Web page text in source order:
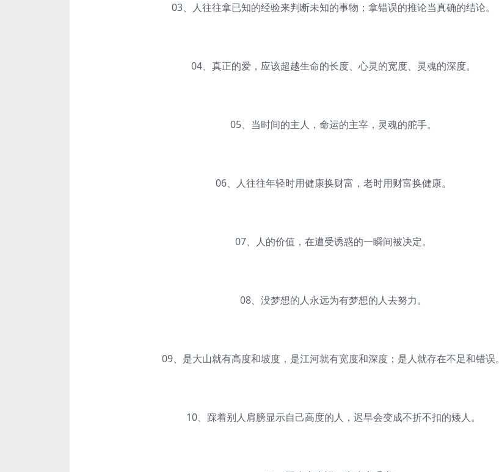
03、人往往拿已知的经验来判断未知的事物；拿错误的推论当真确的结论。
04、真正的爱，应该超越生命的长度、心灵的宽度、灵魂的深度。
05、当时间的主人，命运的主宰，灵魂的舵手。
06、人往往年轻时用健康换财富，老时用财富换健康。
07、人的价值，在遭受诱惑的一瞬间被决定。
08、没梦想的人永远为有梦想的人去努力。
09、是大山就有高度和坡度，是江河就有宽度和深度；是人就存在不足和错误。
10、踩着别人肩膀显示自己高度的人，迟早会变成不折不扣的矮人。